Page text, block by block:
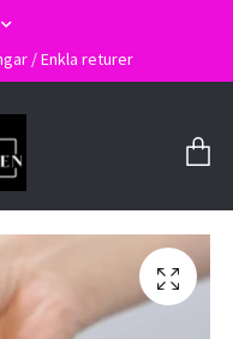
/ Enkla returer